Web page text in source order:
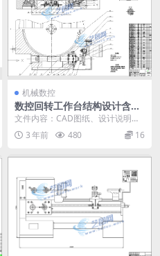
机械数控
数控回转工作台结构设计含CA
D图纸+说明书｜C24367
文件内容：CAD图纸、设计说明书
新国标CAD图纸：机械结构设计装
配图 数控回转...
3 年前 480 16